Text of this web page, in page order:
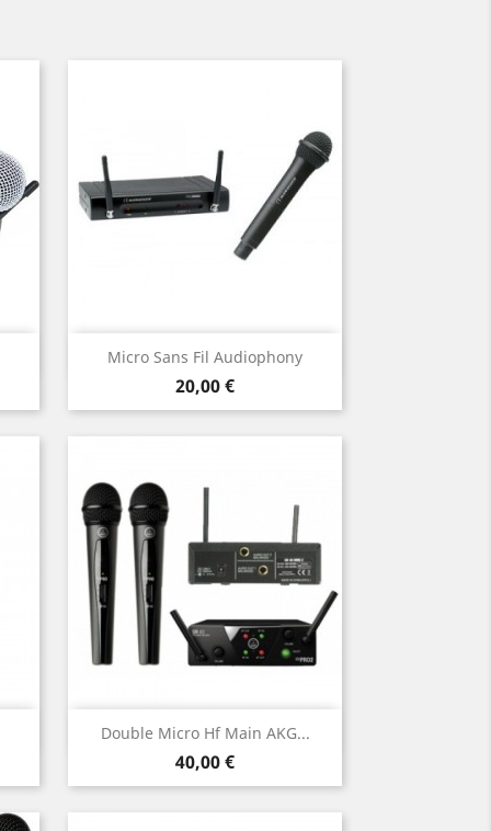
Micro Sans Fil Audiophony
Prix
20,00 €
Aperçu rapide
Double Micro Hf Main AKG...
Prix
40,00 €
 Aperçu rapide